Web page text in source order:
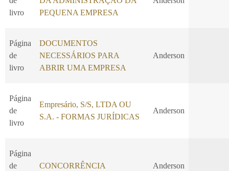
livro
PEQUENA EMPRESA
Página
de
livro
DOCUMENTOS
NECESSÁRIOS PARA
ABRIR UMA EMPRESA
Anderson
Página
de
livro
Empresário, S/S, LTDA OU
S.A. - FORMAS JURÍDICAS
Anderson
Página
de
CONCORRÊNCIA Anderson